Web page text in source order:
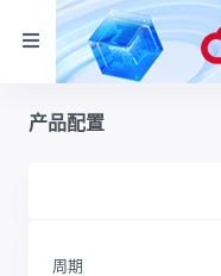
产品配置
周期